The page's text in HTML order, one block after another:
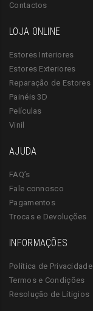
Contactos
LOJA ONLINE
Estores Interiores
Estores Exteriores
Reparação de Estores
Painéis 3D
Películas
Vinil
AJUDA
FAQ’s
Fale connosco
Pagamentos
Trocas e Devoluções
INFORMAÇÕES
Política de Privacidade
Termos e Condições
Resolução de Lítigios